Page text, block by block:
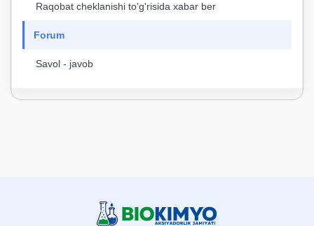
Raqobat cheklanishi to'g'risida xabar ber
Forum
Savol - javob